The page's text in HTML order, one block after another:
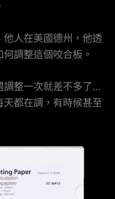
人在美國德州，他透
調整這個咬合板。
調整一次就差不多了…
都在調，有時候甚至